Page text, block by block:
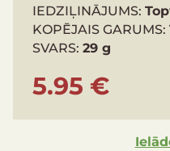
IEDZIĻINĀJUMS:
KOPĒJAIS GARUMS:
SVARS: 29 g
5.95 €